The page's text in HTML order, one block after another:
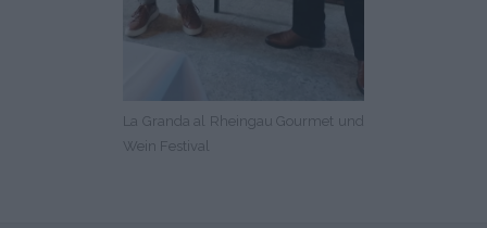
La Granda al Rheingau Gourmet und
Wein Festival